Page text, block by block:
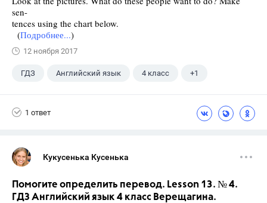
sen-
tences using the chart below.
(Подробнее...)
12 ноября 2017
ГДЗ Английский язык 4 класс +1
1 ответ
Кукусенька Кусенька
Помогите определить перевод. Lesson 13. № 4.
ГДЗ Английский язык 4 класс Верещагина.